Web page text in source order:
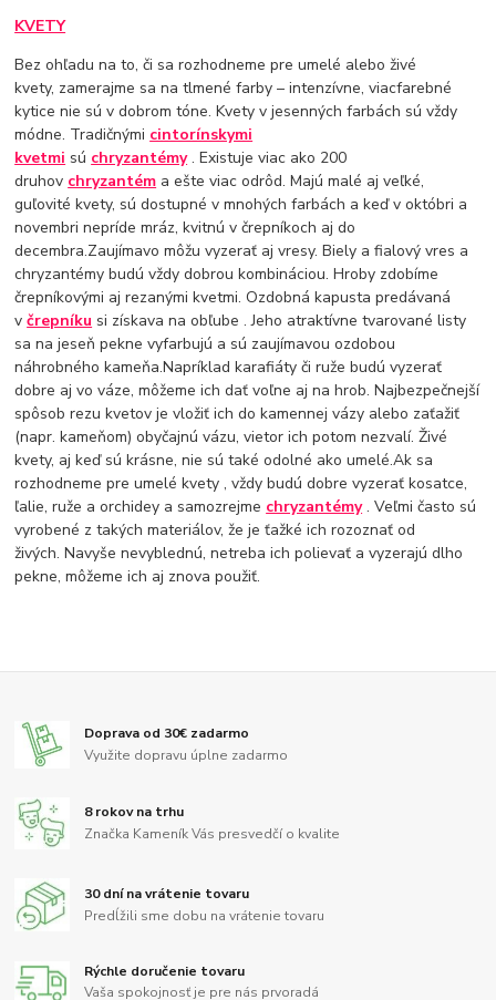
KVETY
Bez ohľadu na to, či sa rozhodneme pre umelé alebo živé
kvety, zamerajme sa na tlmené farby – intenzívne, viacfarebné
kytice nie sú v dobrom tóne. Kvety v jesenných farbách sú vždy
módne. Tradičnými cintorínskymi
kvetmi sú chryzantémy. Existuje viac ako 200
druhov chryzantém a ešte viac odrôd. Majú malé aj veľké,
guľovité kvety, sú dostupné v mnohých farbách a keď v októbri a
novembri nepríde mráz, kvitnú v črepníkoch aj do
decembra.Zaujímavo môžu vyzerať aj vresy. Biely a fialový vres a
chryzantémy budú vždy dobrou kombináciou. Hroby zdobíme
črepníkovými aj rezanými kvetmi. Ozdobná kapusta predávaná
včrepníku si získava na obľube . Jeho atraktívne tvarované listy
sa na jeseň pekne vyfarbujú a sú zaujímavou ozdobou
náhrobného kameňa.Napríklad karafiáty či ruže budú vyzerať
dobre aj vo váze, môžeme ich dať voľne aj na hrob. Najbezpečnejší
spôsob rezu kvetov je vložiť ich do kamennej vázy alebo zaťažiť
(napr. kameňom) obyčajnú vázu, vietor ich potom nezvalí. Živé
kvety, aj keď sú krásne, nie sú také odolné ako umelé.Ak sa
rozhodneme pre umelé kvety , vždy budú dobre vyzerať kosatce,
ľalie, ruže a orchidey a samozrejme chryzantémy. Veľmi často sú
vyrobené z takých materiálov, že je ťažké ich rozoznať od
živých. Navyše nevyblednú, netreba ich polievať a vyzerajú dlho
pekne, môžeme ich aj znova použiť.
Doprava od 30€ zadarmo
Využite dopravu úplne zadarmo
8 rokov na trhu
Značka Kameník Vás presvedčí o kvalite
30 dní na vrátenie tovaru
Predĺžili sme dobu na vrátenie tovaru
Rýchle doručenie tovaru
Vaša spokojnosť je pre nás prvoradá